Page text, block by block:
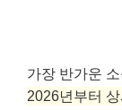
가장 반가운
2026년부터